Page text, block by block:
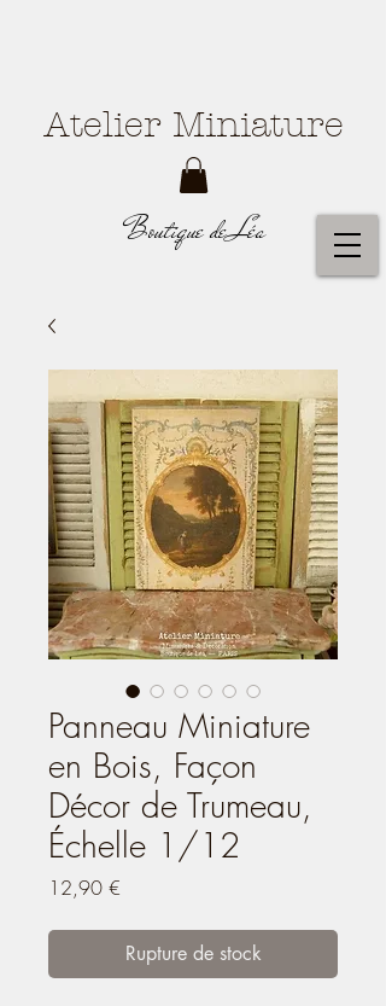
Boutique de Léa
Atelier Miniature
Panneau Miniature
en Bois, Façon
Décor de Trumeau,
Échelle 1/12
12,90 €
Rupture de stock